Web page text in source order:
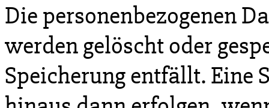
Die personenbezogenen
werden gelöscht oder
Speicherung entfällt. Eine